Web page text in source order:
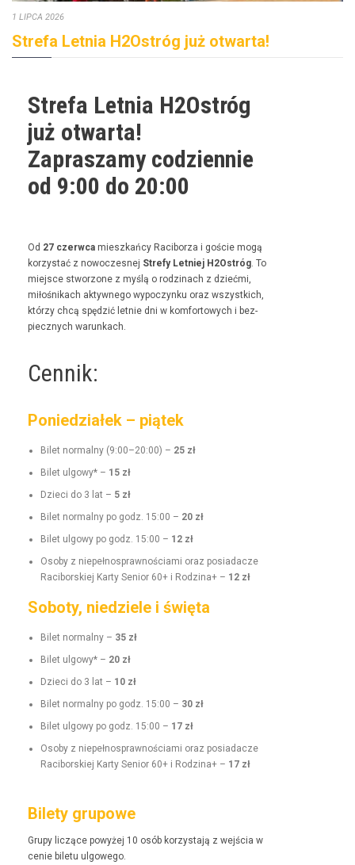
1 LIPCA 2026
Strefa Letnia H2Ostróg już otwarta!
Strefa Letnia H2Ostróg
już otwarta!
Zapraszamy codziennie
od 9:00 do 20:00
Od 27 czer­w­ca mieszkań­cy Raci­borza i goś­cie mogą
korzys­tać z nowoczes­nej Stre­fy Let­niej H2Ostróg. To
miejsce stwor­zone z myślą o rodz­i­nach z dzieć­mi,
miłośnikach akty­wnego wypoczynku oraz wszys­t­kich,
którzy chcą spędz­ić let­nie dni w kom­for­towych i bez­
piecznych warunkach.
Cennik:
Poniedziałek – piątek
Bilet nor­mal­ny (9:00–20:00) – 25 zł
Bilet ulgo­wy* – 15 zł
Dzieci do 3 lat – 5 zł
Bilet nor­mal­ny po godz. 15:00 – 20 zł
Bilet ulgo­wy po godz. 15:00 – 12 zł
Oso­by z niepełnosprawnoś­ci­a­mi oraz posi­adacze
Raci­borskiej Kar­ty Senior 60+ i Rodz­i­na+ – 12 zł
Soboty, niedziele i święta
Bilet nor­mal­ny – 35 zł
Bilet ulgo­wy* – 20 zł
Dzieci do 3 lat – 10 zł
Bilet nor­mal­ny po godz. 15:00 – 30 zł
Bilet ulgo­wy po godz. 15:00 – 17 zł
Oso­by z niepełnosprawnoś­ci­a­mi oraz posi­adacze
Raci­borskiej Kar­ty Senior 60+ i Rodz­i­na+ – 17 zł
Bilety grupowe
Grupy liczące powyżej 10 osób korzys­ta­ją z wejś­cia w
cenie bile­tu ulgowego.